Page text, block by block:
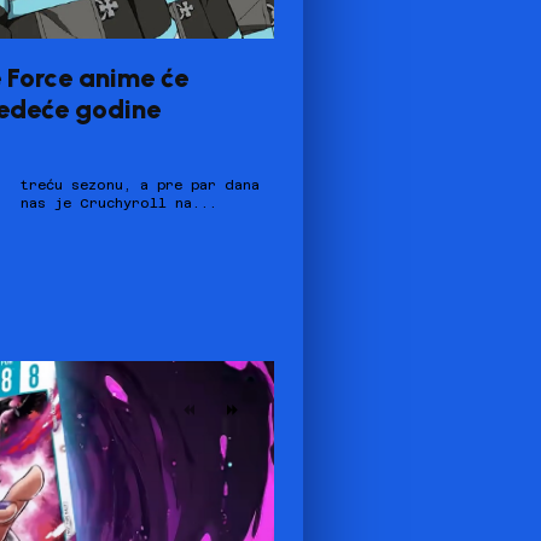
anime će
godine
nas je Cruchyroll na...